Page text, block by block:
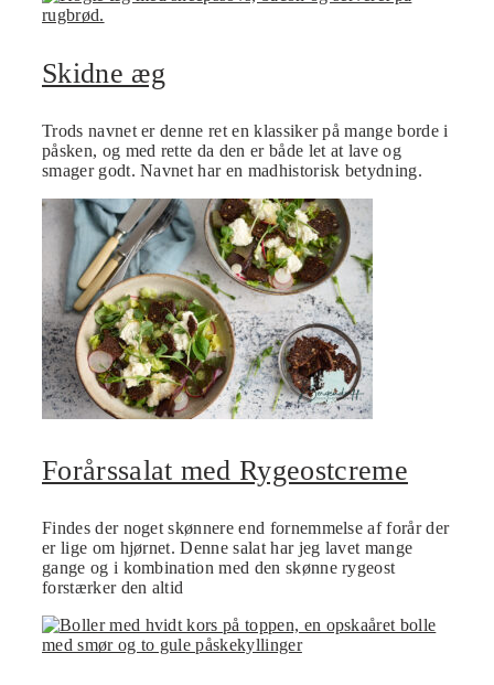
Skidne æg
Trods navnet er denne ret en klassiker på mange borde i
påsken, og med rette da den er både let at lave og
smager godt. Navnet har en madhistorisk betydning.
Forårssalat med Rygeostcreme
Findes der noget skønnere end fornemmelse af forår der
er lige om hjørnet. Denne salat har jeg lavet mange
gange og i kombination med den skønne rygeost
forstærker den altid